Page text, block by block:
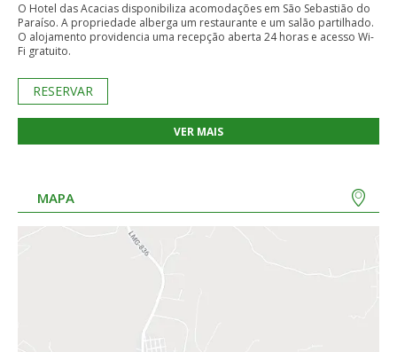
O Hotel das Acacias disponibiliza acomodações em São Sebastião do
Paraíso. A propriedade alberga um restaurante e um salão partilhado.
O alojamento providencia uma recepção aberta 24 horas e acesso Wi-
Fi gratuito.
RESERVAR
VER MAIS
MAPA